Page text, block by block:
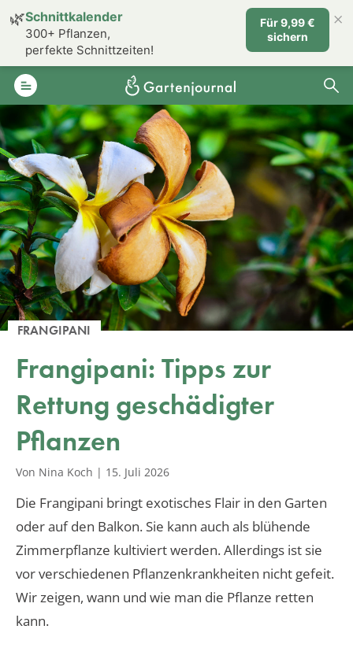
FRANGIPANI
Frangipani: Tipps zur
Rettung geschädigter
Pflanzen
Von Nina Koch | 15. Juli 2026
Die Frangipani bringt exotisches Flair in den Garten
oder auf den Balkon. Sie kann auch als blühende
Zimmerpflanze kultiviert werden. Allerdings ist sie
vor verschiedenen Pflanzenkrankheiten nicht gefeit.
Wir zeigen, wann und wie man die Pflanze retten
kann.
🌿Schnittkalender
300+ Pflanzen,
perfekte Schnittzeiten!
Für 9,99 €
sichern
×